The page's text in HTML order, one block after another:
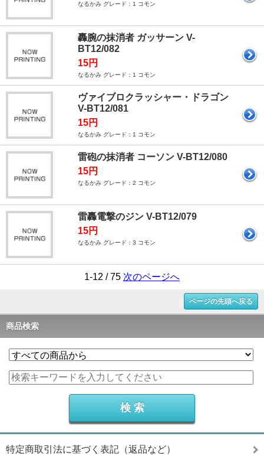
なるかみ グレード：1 コモン
轟腕の抹消者 ガッサーン V-
BT12/082
15円
なるかみ グレード：1 コモン
ヴァイブロクラッシャー・ドラゴン
V-BT12/081
15円
なるかみ グレード：1 コモン
雷砲の抹消者 コーソン V-BT12/080
15円
なるかみ グレード：2 コモン
雷轟電撃のジン V-BT12/079
15円
なるかみ グレード：3 コモン
1-12 / 75 次のページへ
ページの先頭へ戻る
商品検索
特定商取引法に基づく表記（返品など）